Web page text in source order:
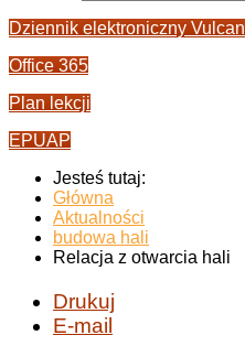
Dziennik elektroniczny Vulcan
Office 365
Plan lekcji
EPUAP
Jesteś tutaj:
Główna
Aktualności
budowa hali
Relacja z otwarcia hali
Drukuj
E-mail